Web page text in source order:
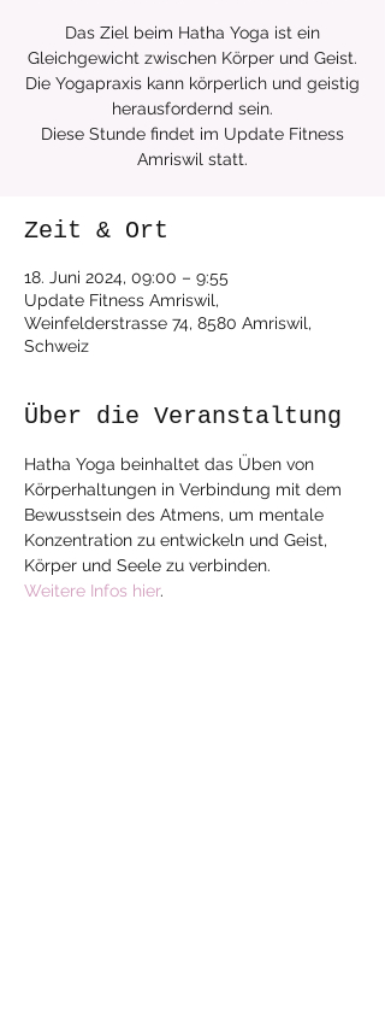
Das Ziel beim Hatha Yoga ist ein
Gleichgewicht zwischen Körper und Geist.
Die Yogapraxis kann körperlich und geistig
herausfordernd sein.
Diese Stunde findet im Update Fitness
Zeit & Ort
18. Juni 2024, 09:00 – 9:55
Update Fitness Amriswil,
Weinfelderstrasse 74, 8580 Amriswil,
Schweiz
Über die Veranstaltung
Hatha Yoga beinhaltet das Üben von
Körperhaltungen in Verbindung mit dem
Bewusstsein des Atmens, um mentale
Konzentration zu entwickeln und Geist,
Körper und Seele zu verbinden.
Weitere Infos hier.